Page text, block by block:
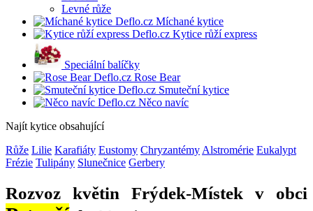
Levné růže
Míchané kytice
Kytice růží express
Speciální balíčky
Rose Bear
Smuteční kytice
Něco navíc
Najít kytice obsahující
Růže Lilie Karafiáty Eustomy Chryzantémy Alstromérie Eukalypt
Frézie Tulipány Slunečnice Gerbery
Rozvoz květin Frýdek-Místek v obci